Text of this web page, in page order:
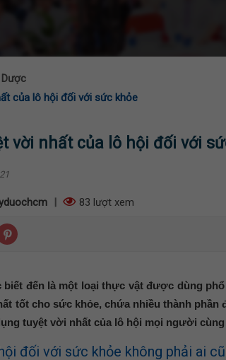
của lô hội đối với sức khỏe
vời nhất của lô hội đối với
83 lượt xem
biết đến là một loại thực vật được dùng
tốt cho sức khỏe, chứa nhiều thành phần
tuyệt vời nhất của lô hội mọi người
đối với sức khỏe không phải ai